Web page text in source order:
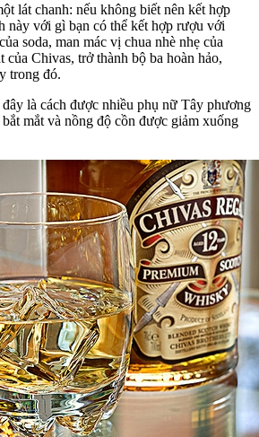
lát chanh: nếu không biết nên kết hợp
này với gì bạn có thể kết hợp rượu với
soda, man mác vị chua nhè nhẹ của
của Chivas, trở thành bộ ba hoàn hảo,
trong đó.
là cách được nhiều phụ nữ Tây phương
mắt và nồng độ cồn được giảm xuống